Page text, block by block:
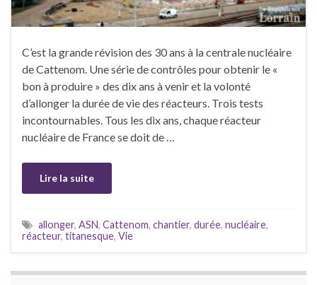
C’est la grande révision des 30 ans à la centrale nucléaire
de Cattenom. Une série de contrôles pour obtenir le «
bon à produire » des dix ans à venir et la volonté
d’allonger la durée de vie des réacteurs. Trois tests
incontournables. Tous les dix ans, chaque réacteur
nucléaire de France se doit de …
Lire la suite
allonger, ASN, Cattenom, chantier, durée, nucléaire,
réacteur, titanesque, Vie